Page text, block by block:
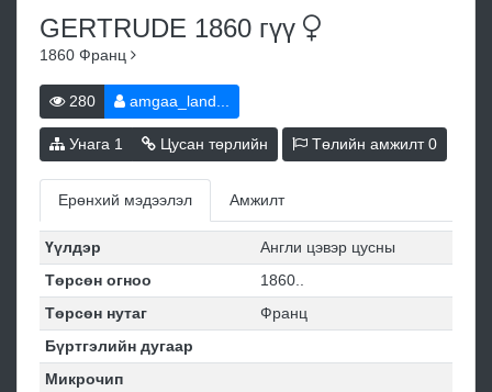
GERTRUDE 1860 гүү
1860 Франц
280 amgaa_land...
Унага 1 Цусан төрлийн Төлийн амжилт0
Ерөнхий мэдээлэл Амжилт
Үүлдэр
Англи цэвэр цусны
Төрсөн огноо
1860..
Төрсөн нутаг
Франц
Бүртгэлийн дугаар
Микрочип